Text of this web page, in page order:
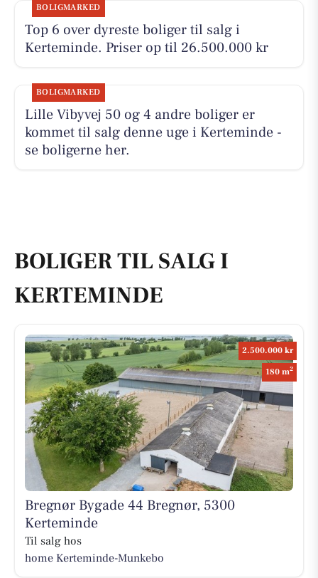
BOLIGMARKED
Top 6 over dyreste boliger til salg i
Kerteminde. Priser op til 26.500.000 kr
BOLIGMARKED
Lille Vibyvej 50 og 4 andre boliger er
kommet til salg denne uge i Kerteminde -
se boligerne her.
BOLIGER TIL SALG I
KERTEMINDE
2.500.000 kr
180 m2
Bregnør Bygade 44 Bregnør, 5300
Kerteminde
Til salg hos
home Kerteminde-Munkebo